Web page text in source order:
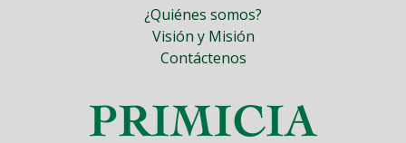
¿Quiénes somos?
Visión y Misión
Contáctenos